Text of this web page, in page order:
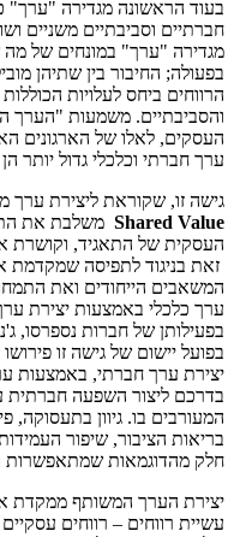
בעוד הראשונה מגדירה "ערך"
חברתיים וסביבתיים משניים
מגדירה "ערך" במונחים של
בפעולה; החיבור בין שתיהן
הרווחים ביחס לעלויות
והסביבתיים. משמעות "הערך
העסקים, לאלו של הארגונים
ערך חברתי וכלכלי גדול יותר
גישה זו, שקוראת ליצירת ערך
Shared Value משלבת את
העסקית של התאגיד, וקושרת
זאת בניגוד לתפיסה שמקדמת
המשאבים הייחודים ואת
ערך כלכלי באמצעות יצירת
בפעילותן של חברות נספרסו,
בפועל יישום של גישה זו
יצירת ערך חברתי, באמצעות
בדרכם ליצור השפעה חברתית
המעורבים בו. גיוון בתעסוקה,
בריאות הציבור, שיפור
חלק מהדוגמאות שמתאפשרות
יצירת הערך המשותף ממקדת
עשיית רווחים – רווחים